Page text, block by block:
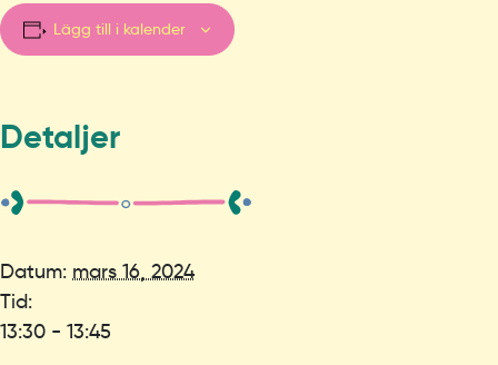
Lägg till i kalender
Detaljer
Datum: mars 16, 2024
Tid:
13:30 - 13:45